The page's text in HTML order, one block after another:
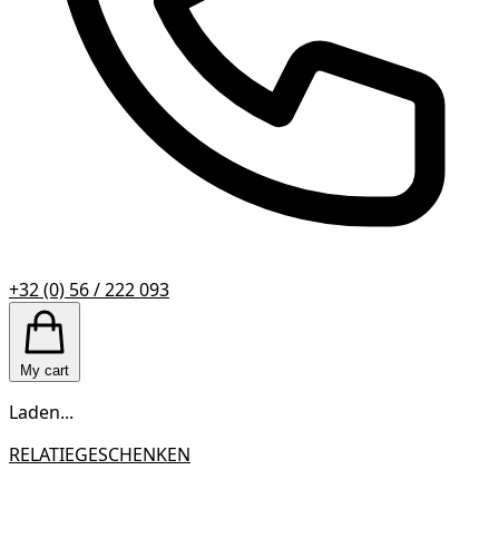
+32 (0) 56 / 222 093
My cart
Laden...
RELATIEGESCHENKEN